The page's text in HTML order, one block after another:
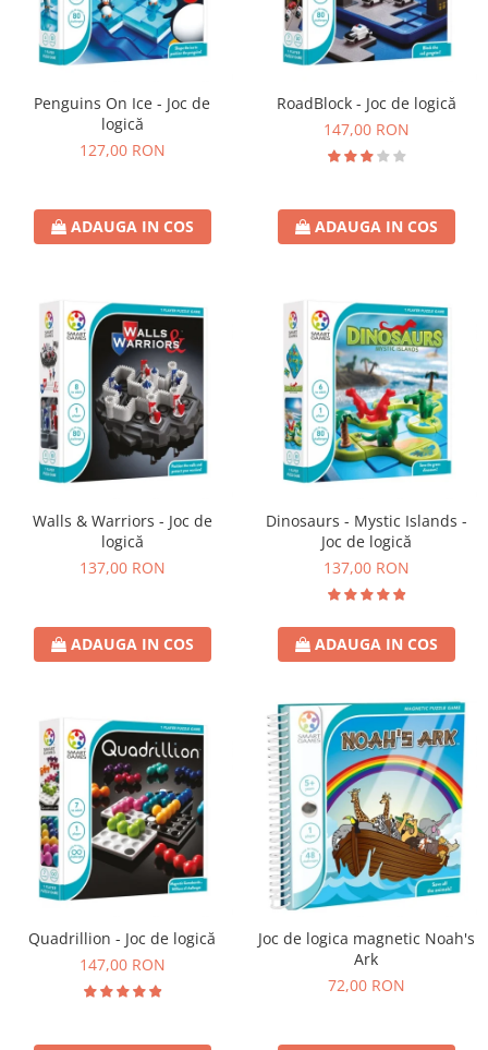
Penguins On Ice - Joc de
logică
127,00 RON
ADAUGA IN COS
RoadBlock - Joc de logică
147,00 RON
ADAUGA IN COS
Walls & Warriors - Joc de
logică
137,00 RON
ADAUGA IN COS
Dinosaurs - Mystic Islands -
Joc de logică
137,00 RON
ADAUGA IN COS
Quadrillion - Joc de logică
147,00 RON
Joc de logica magnetic Noah's
Ark
72,00 RON